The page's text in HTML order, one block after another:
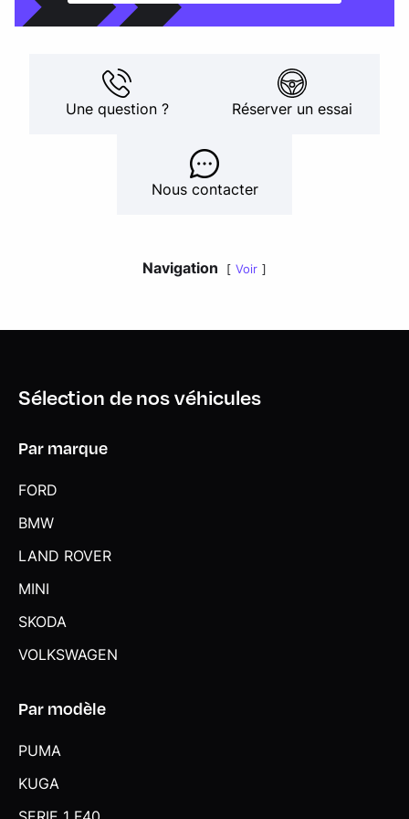
Une question ? Réserver un essai
Nous contacter
Navigation Voir
Sélection de nos véhicules
Par marque
FORD
BMW
LAND ROVER
MINI
SKODA
VOLKSWAGEN
Par modèle
PUMA
KUGA